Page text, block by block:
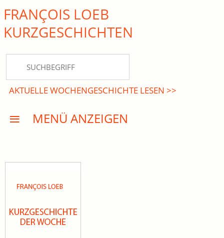
close Submenü
KURZGESCHICHTEN
DREISATZROMANE
PRESSE
FRANÇOIS LOEB
KURZ­GESCHICHTEN
AKTUELLE WOCHENGESCHICHTE LESEN >>
MENÜ ANZEIGEN